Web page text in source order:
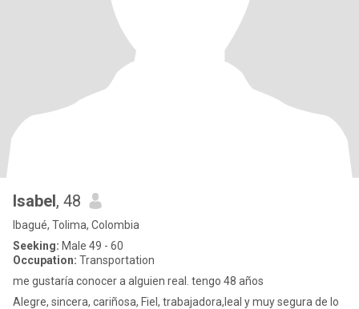
Isabel, 48
Ibagué, Tolima, Colombia
Seeking: Male 49 - 60
Occupation: Transportation
me gustaría conocer a alguien real. tengo 48 años
Alegre, sincera, cariñosa, Fiel, trabajadora,leal y muy segura de lo